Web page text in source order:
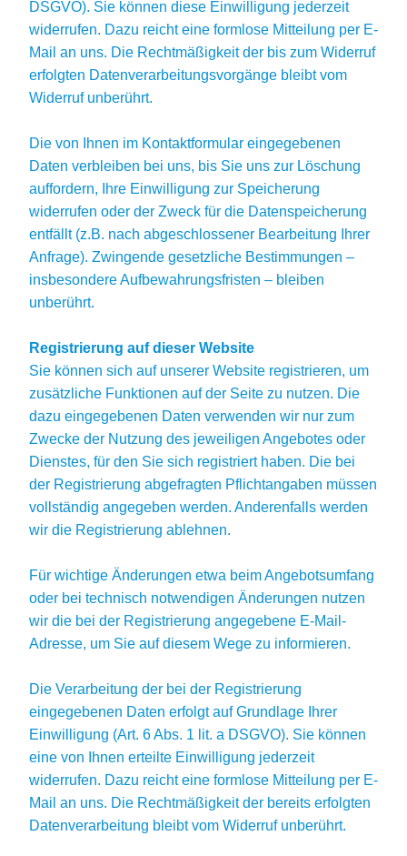
DSGVO). Sie können diese Einwilligung jederzeit
widerrufen. Dazu reicht eine formlose Mitteilung per E-
Mail an uns. Die Rechtmäßigkeit der bis zum Widerruf
erfolgten Datenverarbeitungsvorgänge bleibt vom
Widerruf unberührt.
Die von Ihnen im Kontaktformular eingegebenen
Daten verbleiben bei uns, bis Sie uns zur Löschung
auffordern, Ihre Einwilligung zur Speicherung
widerrufen oder der Zweck für die Datenspeicherung
entfällt (z.B. nach abgeschlossener Bearbeitung Ihrer
Anfrage). Zwingende gesetzliche Bestimmungen –
insbesondere Aufbewahrungsfristen – bleiben
unberührt.
Registrierung auf dieser Website
Sie können sich auf unserer Website registrieren, um
zusätzliche Funktionen auf der Seite zu nutzen. Die
dazu eingegebenen Daten verwenden wir nur zum
Zwecke der Nutzung des jeweiligen Angebotes oder
Dienstes, für den Sie sich registriert haben. Die bei
der Registrierung abgefragten Pflichtangaben müssen
vollständig angegeben werden. Anderenfalls werden
wir die Registrierung ablehnen.
Für wichtige Änderungen etwa beim Angebotsumfang
oder bei technisch notwendigen Änderungen nutzen
wir die bei der Registrierung angegebene E-Mail-
Adresse, um Sie auf diesem Wege zu informieren.
Die Verarbeitung der bei der Registrierung
eingegebenen Daten erfolgt auf Grundlage Ihrer
Einwilligung (Art. 6 Abs. 1 lit. a DSGVO). Sie können
eine von Ihnen erteilte Einwilligung jederzeit
widerrufen. Dazu reicht eine formlose Mitteilung per E-
Mail an uns. Die Rechtmäßigkeit der bereits erfolgten
Datenverarbeitung bleibt vom Widerruf unberührt.